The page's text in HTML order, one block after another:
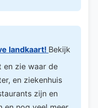
landkaart! Bekijk
en zie waar de
en ziekenhuis
zijn en